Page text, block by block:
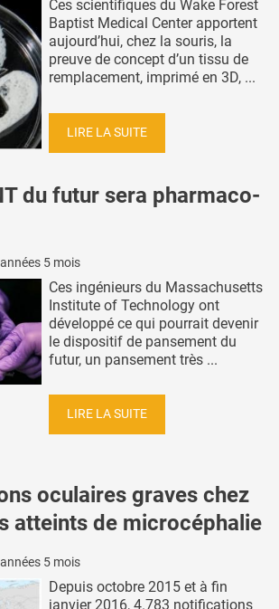
Ces scientifiques du Wake Forest
Baptist Medical Center apportent
aujourd’hui, chez la souris, la
preuve de concept d’un tissu de
remplacement, imprimé en 3D, ...
LIRE LA SUITE
du futur sera pharmaco-
5 mois
Ces ingénieurs du Massachusetts
Institute of Technology ont
développé ce qui pourrait devenir
le dispositif de pansement du
futur, un pansement très ...
LIRE LA SUITE
oculaires graves chez
atteints de microcéphalie
5 mois
Depuis octobre 2015 et à fin
janvier 2016, 4.783 notifications